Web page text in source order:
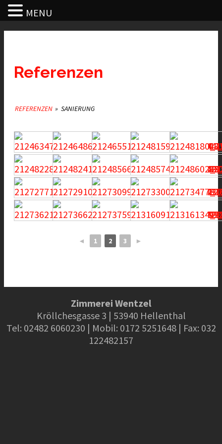
Referenzen
REFERENZEN » SANIERUNG
◄ 1 2 3 ►
Zimmerei Wentzel
Kröllchesgasse 3 | 53940 Hellenthal
Tel: 02482 6060230 | Mobil: 0172 5251648 | Fax: 032
122482157
MENU